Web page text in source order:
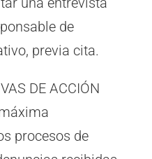
de
previa cita.
DE ACCIÓN
procesos de